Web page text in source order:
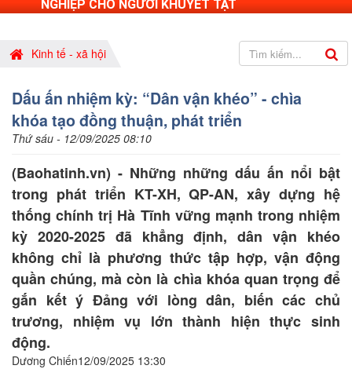
NGHIỆP CHO NGƯỜI KHUYẾT TẬT
Kinh tế - xã hội
Dấu ấn nhiệm kỳ: “Dân vận khéo” - chìa
khóa tạo đồng thuận, phát triển
Thứ sáu - 12/09/2025 08:10
(Baohatinh.vn) - Những những dấu ấn nổi bật
trong phát triển KT-XH, QP-AN, xây dựng hệ
thống chính trị Hà Tĩnh vững mạnh trong nhiệm
kỳ 2020-2025 đã khẳng định, dân vận khéo
không chỉ là phương thức tập hợp, vận động
quần chúng, mà còn là chìa khóa quan trọng để
gắn kết ý Đảng với lòng dân, biến các chủ
trương, nhiệm vụ lớn thành hiện thực sinh
động.
Dương Chiến12/09/2025 13:30